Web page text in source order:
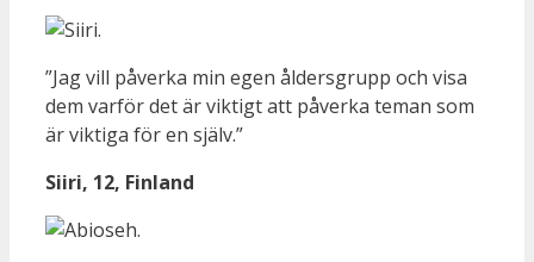
”Jag vill påverka min egen åldersgrupp och visa
dem varför det är viktigt att påverka teman som
är viktiga för en själv.”
Siiri, 12, Finland